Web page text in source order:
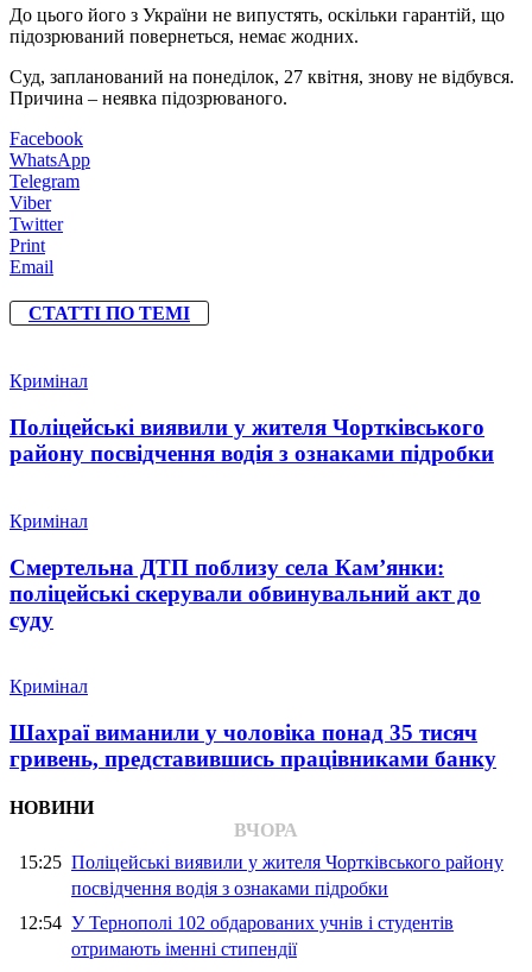
До цього його з України не випустять, оскільки гарантій, що
підозрюваний повернеться, немає жодних.
Суд, запланований на понеділок, 27 квітня, знову не відбувся.
Причина – неявка підозрюваного.
Facebook
WhatsApp
Telegram
Viber
Twitter
Print
Email
СТАТТІ ПО ТЕМІ
Кримінал
Поліцейські виявили у жителя Чортківського
району посвідчення водія з ознаками підробки
Кримінал
Смертельна ДТП поблизу села Кам’янки:
поліцейські скерували обвинувальний акт до
суду
Кримінал
Шахраї виманили у чоловіка понад 35 тисяч
гривень, представившись працівниками банку
НОВИНИ
ВЧОРА
15:25 Поліцейські виявили у жителя Чортківського району
посвідчення водія з ознаками підробки
12:54 У Тернополі 102 обдарованих учнів і студентів
отримають іменні стипендії